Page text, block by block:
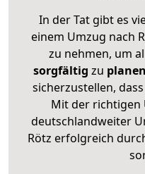
In der Tat gibt es
einem Umzug nach
zu nehmen, um
sorgfältig zu planen
sicherzustellen,
Mit der richtigen
deutschlandweiter
Rötz erfolgreich